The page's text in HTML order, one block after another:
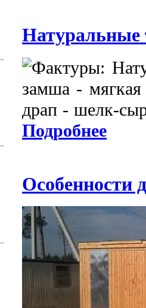
Натуральные
Подробнее
Особенности